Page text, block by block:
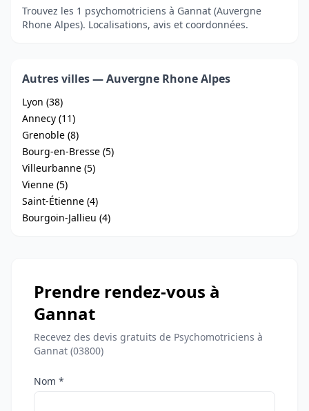
Trouvez les 1 psychomotriciens à Gannat (Auvergne
Rhone Alpes). Localisations, avis et coordonnées.
Autres villes — Auvergne Rhone Alpes
Lyon (38)
Annecy (11)
Grenoble (8)
Bourg-en-Bresse (5)
Villeurbanne (5)
Vienne (5)
Saint-Étienne (4)
Bourgoin-Jallieu (4)
Prendre rendez-vous à
Gannat
Recevez des devis gratuits de Psychomotriciens à
Gannat (03800)
Nom *